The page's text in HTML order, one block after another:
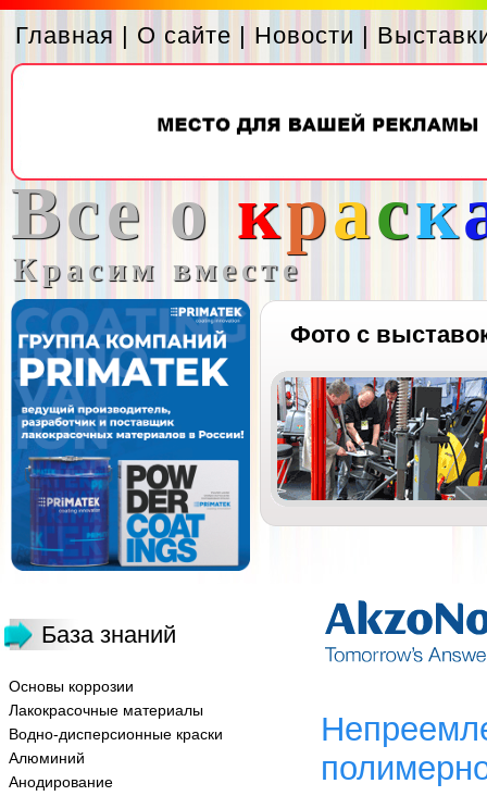
Главная | О сайте | Новости |
Все о краск
Красим вместе
Фото с
База знаний
Основы коррозии
Лакокрасочные материалы
Водно-дисперсионные краски
Алюминий
Анодирование